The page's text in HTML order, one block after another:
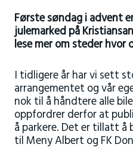
Første søndag i advent
julemarked på
lese mer om steder hvor
I tidligere år har vi sett
arrangementet og vår
nok til å håndtere alle
oppfordrer derfor at
å parkere. Det er tillatt å
til Meny Albert og FK